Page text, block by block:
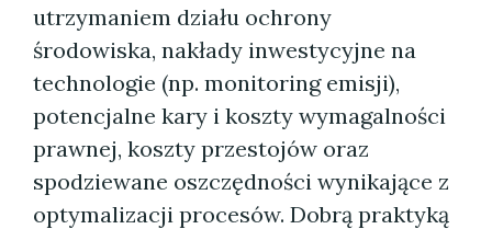
utrzymaniem działu ochrony
środowiska, nakłady inwestycyjne na
technologie (np. monitoring emisji),
potencjalne kary i koszty wymagalności
prawnej, koszty przestojów oraz
spodziewane oszczędności wynikające z
optymalizacji procesów. Dobrą praktyką